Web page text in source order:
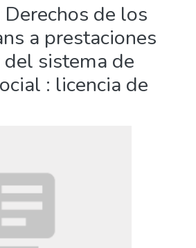
Derechos de los
a prestaciones
sistema de
: licencia de